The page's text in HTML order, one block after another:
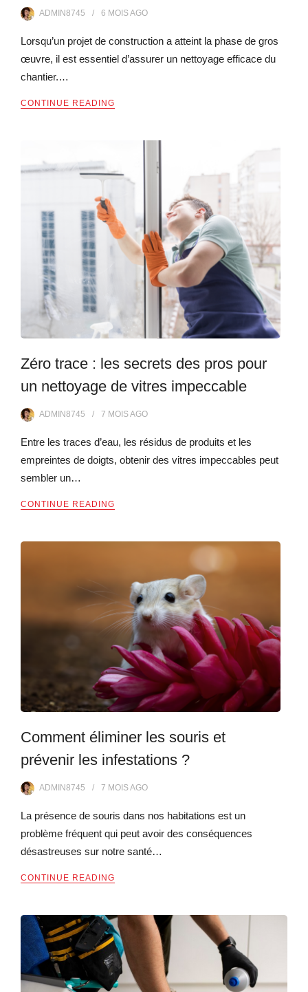
ADMIN8745 6 MOISAGO
Lorsqu’un projet de construction a atteint la phase de gros
œuvre, il est essentiel d’assurer un nettoyage efficace du
chantier.…
CONTINUE READING
Zéro trace : les secrets des pros pour
un nettoyage de vitres impeccable
ADMIN8745 7 MOISAGO
Entre les traces d’eau, les résidus de produits et les
empreintes de doigts, obtenir des vitres impeccables peut
sembler un…
CONTINUE READING
Comment éliminer les souris et
prévenir les infestations ?
ADMIN8745 7 MOISAGO
La présence de souris dans nos habitations est un
problème fréquent qui peut avoir des conséquences
désastreuses sur notre santé…
CONTINUE READING